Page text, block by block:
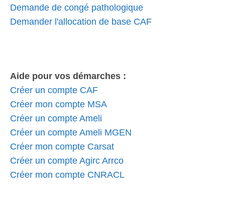
Demande de congé pathologique
Demander l'allocation de base CAF
Aide pour vos démarches :
Créer un compte CAF
Créer mon compte MSA
Créer un compte Ameli
Créer un compte Ameli MGEN
Créer mon compte Carsat
Créer un compte Agirc Arrco
Créer mon compte CNRACL